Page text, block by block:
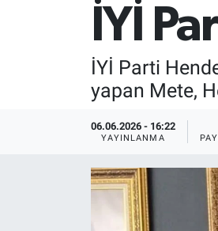
İYİ
İYİ Parti
yapan Mete,
06.06.2026 - 16:22
YAYINLANMA
SAKARYA
SİYASET
EKONOMİ
SOKAK RÖPORTAJLARI
Adapazarı Trafik Yoğunluk
Süper Lig Puan Durumu ve
Tüm Manşetler
Son Dakika Haberleri
Haber Arşivi